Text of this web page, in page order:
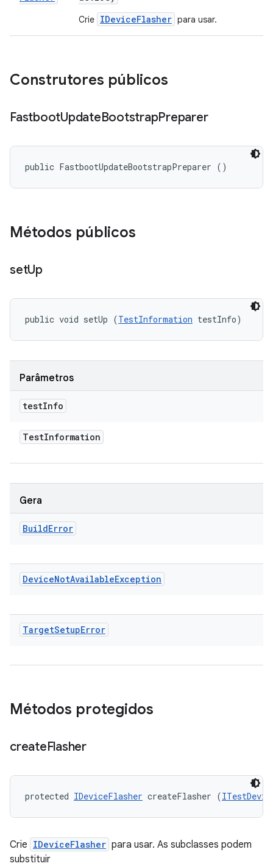
Crie IDeviceFlasher para usar.
Construtores públicos
FastbootUpdateBootstrapPreparer
public FastbootUpdateBootstrapPreparer ()
Métodos públicos
setUp
public void setUp (TestInformation testInfo)
Parâmetros
testInfo
TestInformation
Gera
BuildError
DeviceNotAvailableException
TargetSetupError
Métodos protegidos
createFlasher
protected IDeviceFlasher createFlasher (
Crie IDeviceFlasher para usar. As subclasses podem
substituir